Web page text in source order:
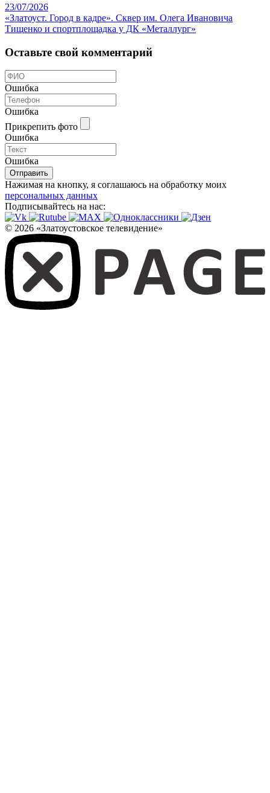
23/07/2026
«Златоуст. Город в кадре». Сквер им. Олега Ивановича
Тищенко и спортплощадка у ДК «Металлург»
Оставьте свой комментарий
Ошибка
Ошибка
Прикрепить фото
Ошибка
Ошибка
Отправить
Нажимая на кнопку, я соглашаюсь на обработку моих
персональных данных
Подписывайтесь на нас:
© 2026 «Златоустовское телевидение»